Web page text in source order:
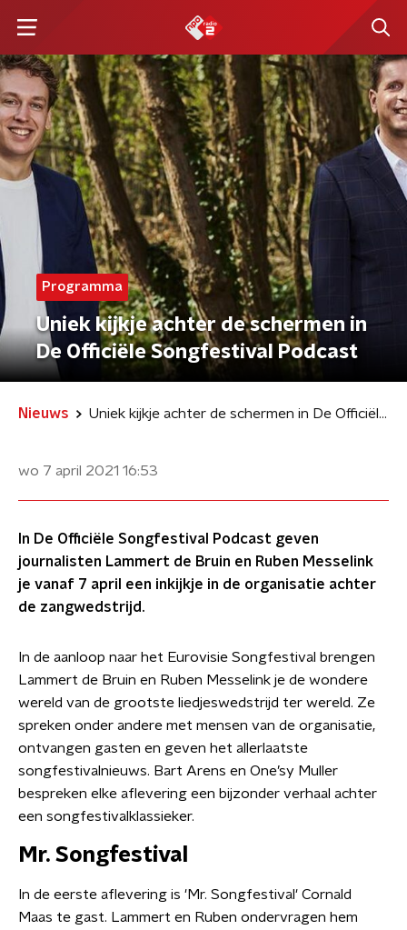
Programma
Uniek kijkje achter de schermen in
De Officiële Songfestival Podcast
Nieuws Uniek kijkje achter de schermen in De Officiële Songfestival Podcast
wo 7 april 2021 16:53
In De Officiële Songfestival Podcast geven
journalisten Lammert de Bruin en Ruben Messelink
je vanaf 7 april een inkijkje in de organisatie achter
de zangwedstrijd.
In de aanloop naar het Eurovisie Songfestival brengen
Lammert de Bruin en Ruben Messelink je de wondere
wereld van de grootste liedjeswedstrijd ter wereld. Ze
spreken onder andere met mensen van de organisatie,
ontvangen gasten en geven het allerlaatste
songfestivalnieuws. Bart Arens en One’sy Muller
bespreken elke aflevering een bijzonder verhaal achter
een songfestivalklassieker.
Mr. Songfestival
In de eerste aflevering is 'Mr. Songfestival' Cornald
Maas te gast. Lammert en Ruben ondervragen hem